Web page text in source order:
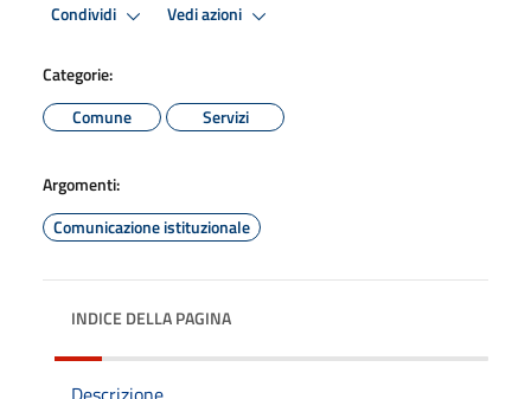
Condividi Vedi azioni
Categorie:
Comune
Servizi
Argomenti:
Comunicazione istituzionale
INDICE DELLA PAGINA